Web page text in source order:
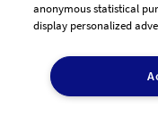
AGB Dienstleister
anonymous statistical
display personalized